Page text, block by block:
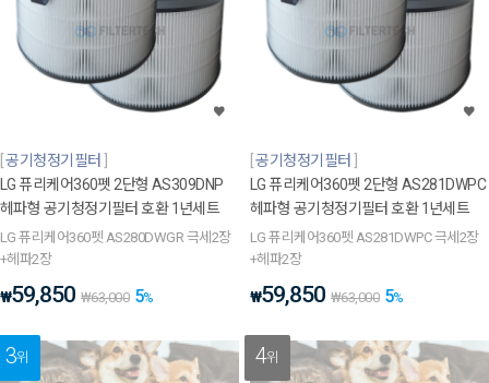
공기청정기필터
LG 퓨리케어360펫 2단형 AS309DNP
헤파형 공기청정기필터 호환 1년세트
LG 퓨리케어360펫 AS280DWGR 극세2장
+헤파2장
₩59,850 ₩63,000 5%
공기청정기필터
LG 퓨리케어360펫 2단형 AS281DWPC
헤파형 공기청정기필터 호환 1년세트
LG 퓨리케어360펫 AS281DWPC 극세2장
+헤파2장
₩59,850 ₩63,000 5%
3위 4위